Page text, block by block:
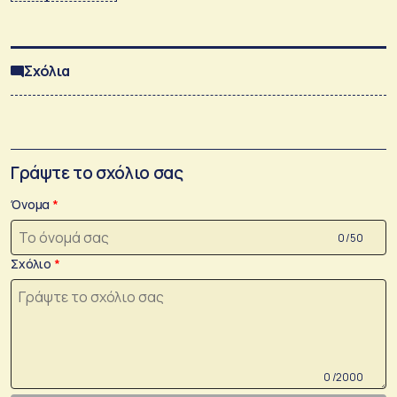
Σχόλια
Γράψτε το σχόλιο σας
Όνομα
0 /50
Σχόλιο
0 /2000